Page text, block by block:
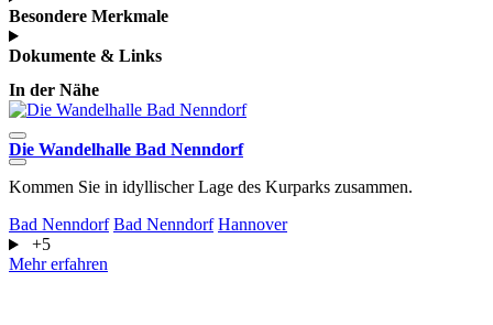
Besondere Merkmale
Dokumente & Links
In der Nähe
Die Wandelhalle Bad Nenndorf
Kommen Sie in idyllischer Lage des Kurparks zusammen.
Bad Nenndorf Bad Nenndorf Hannover
+5
Mehr erfahren